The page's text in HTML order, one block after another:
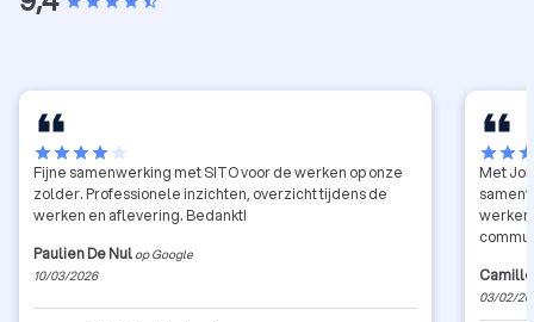
starstarstarstarstar
Fijne samenwerking met SITO voor de werken op onze
zolder. Professionele inzichten, overzicht tijdens de
werken en aflevering. Bedankt!
Paulien De Nul op Google
10/03/2026
starstar
Met
03/02/